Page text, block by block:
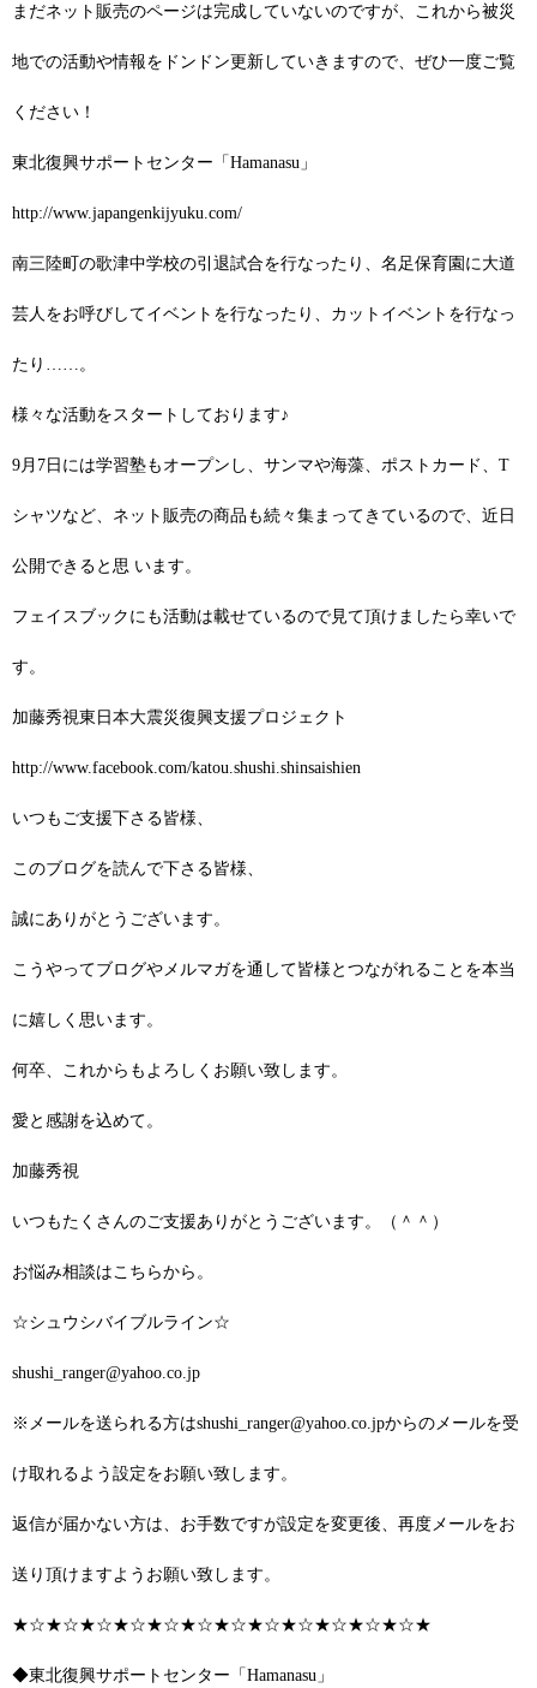
まだネット販売のページは完成していないのですが、これから被災
地での活動や情報をドンドン更新していきますので、ぜひ一度ご覧
ください！
東北復興サポートセンター「Hamanasu」
http://www.japangenkijyuku.com/
南三陸町の歌津中学校の引退試合を行なったり、名足保育園に大道
芸人をお呼びしてイベントを行なったり、カットイベントを行なっ
たり……。
様々な活動をスタートしております♪
9月7日には学習塾もオープンし、サンマや海藻、ポストカード、T
シャツなど、ネット販売の商品も続々集まってきているので、近日
公開できると思 います。
フェイスブックにも活動は載せているので見て頂けましたら幸いで
す。
加藤秀視東日本大震災復興支援プロジェクト
http://www.facebook.com/katou.shushi.shinsaishien
いつもご支援下さる皆様、
このブログを読んで下さる皆様、
誠にありがとうございます。
こうやってブログやメルマガを通して皆様とつながれることを本当
に嬉しく思います。
何卒、これからもよろしくお願い致します。
愛と感謝を込めて。
加藤秀視
いつもたくさんのご支援ありがとうございます。（＾＾）
お悩み相談はこちらから。
☆シュウシバイブルライン☆
shushi_ranger@yahoo.co.jp
※メールを送られる方はshushi_ranger@yahoo.co.jpからのメールを受
け取れるよう設定をお願い致します。
返信が届かない方は、お手数ですが設定を変更後、再度メールをお
送り頂けますようお願い致します。
★☆★☆★☆★☆★☆★☆★☆★☆★☆★☆★☆★☆★
◆東北復興サポートセンター「Hamanasu」